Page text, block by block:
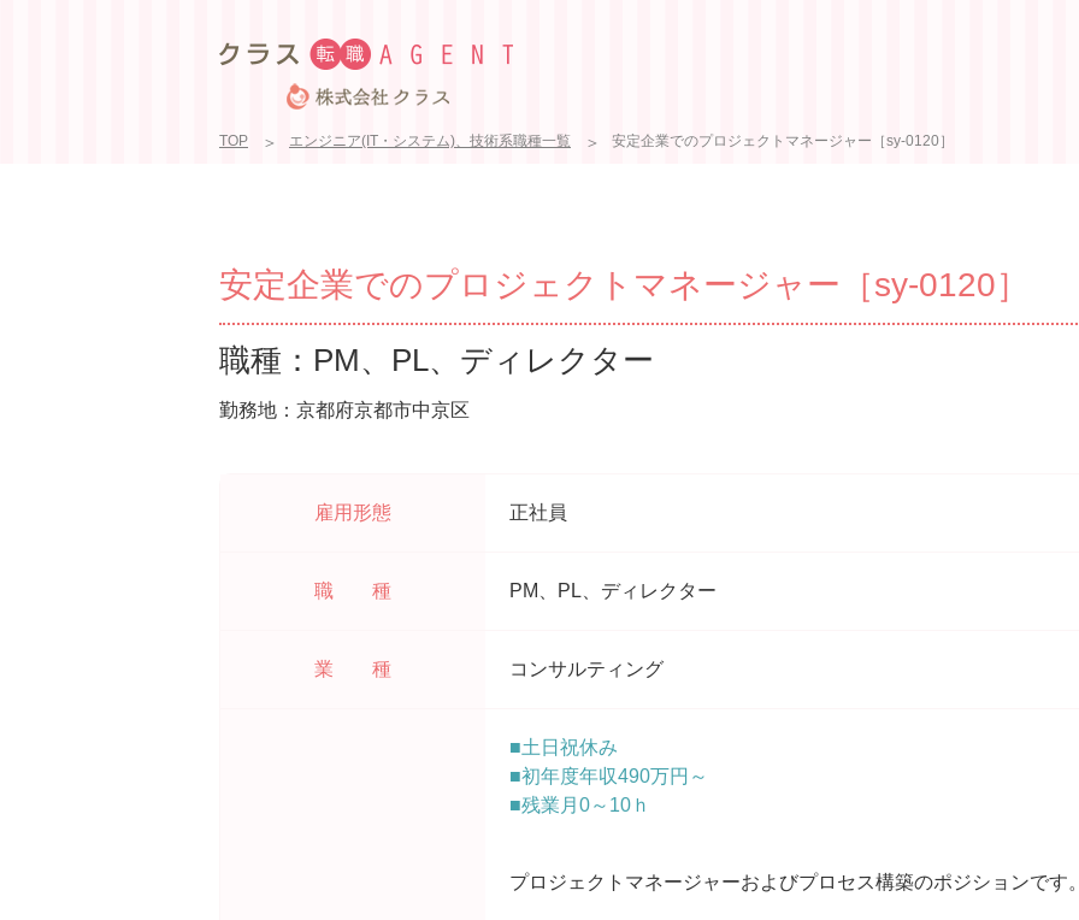
TOP エンジニア(IT・システム)、技術系職種一覧 安定企業でのプロジェクトマネージャー［sy-0120］
安定企業でのプロジェクトマネージャー［sy-0120］
職種：PM、PL、ディレクター
勤務地：京都府京都市中京区
雇用形態 正社員
職 種 PM、PL、ディレクター
業 種 コンサルティング
■土日祝休み
■初年度年収490万円～
■残業月0～10ｈ
プロジェクトマネージャーおよびプロセス構築のポジションです。